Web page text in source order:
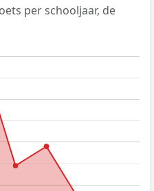
per schooljaar, de